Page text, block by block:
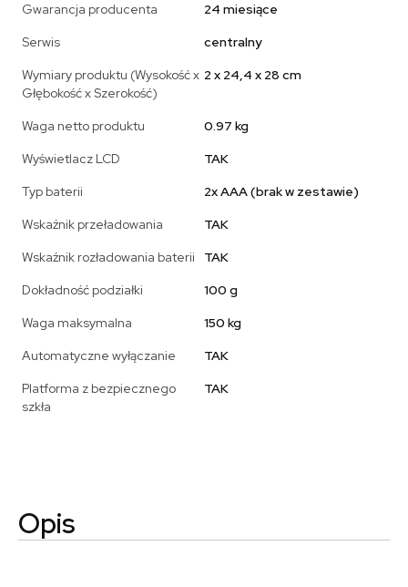
Gwarancja producenta
24 miesiące
Serwis
centralny
Wymiary produktu (Wysokość x
Głębokość x Szerokość)
2 x 24,4 x 28 cm
Waga netto produktu
0.97 kg
Wyświetlacz LCD
TAK
Typ baterii
2x AAA (brak w zestawie)
Wskaźnik przeładowania
TAK
Wskaźnik rozładowania baterii
TAK
Dokładność podziałki
100 g
Waga maksymalna
150 kg
Automatyczne wyłączanie
TAK
Platforma z bezpiecznego
szkła
TAK
Opis